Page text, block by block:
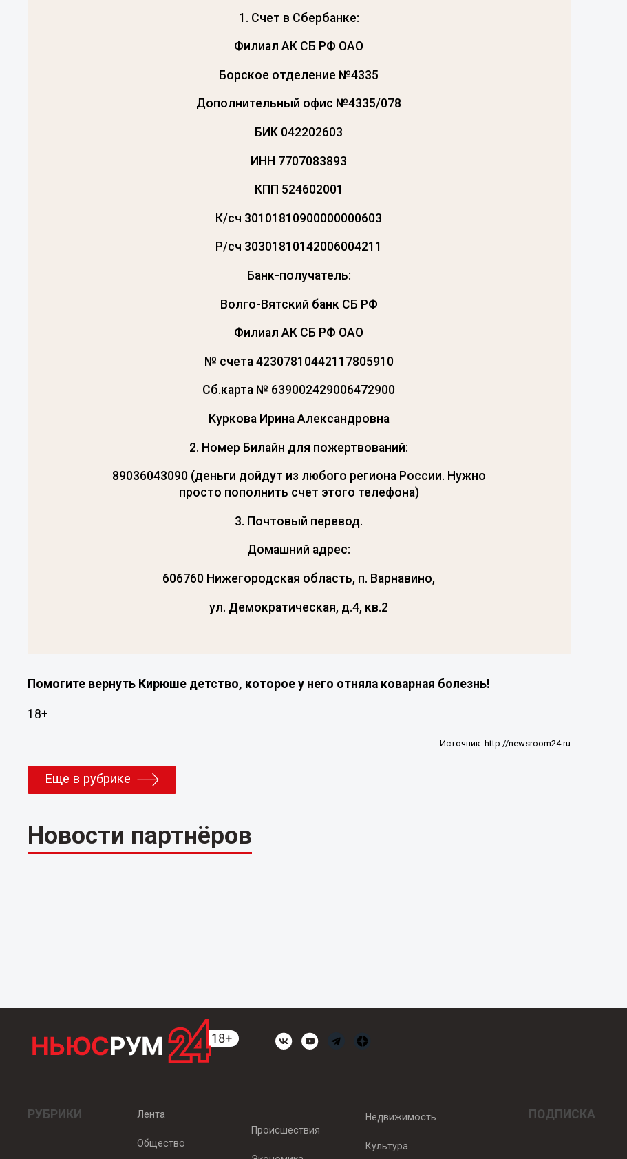
1. Счет в Сбербанке:
Филиал АК СБ РФ ОАО
Борское отделение №4335
Дополнительный офис №4335/078
БИК 042202603
ИНН 7707083893
КПП 524602001
К/сч 30101810900000000603
Р/сч 30301810142006004211
Банк-получатель:
Волго-Вятский банк СБ РФ
Филиал АК СБ РФ ОАО
№ счета 42307810442117805910
Сб.карта № 639002429006472900
Куркова Ирина Александровна
2. Номер Билайн для пожертвований:
89036043090 (деньги дойдут из любого региона России. Нужно
просто пополнить счет этого телефона)
3. Почтовый перевод.
Домашний адрес:
606760 Нижегородская область, п. Варнавино,
ул. Демократическая, д.4, кв.2
Помогите вернуть Кирюше детство, которое у него отняла коварная болезнь!
18+
Источник: http://newsroom24.ru
Еще в рубрике
Новости партнёров
РУБРИКИ Лента
Общество
Происшествия
Недвижимость
Культура
ПОДПИСКА